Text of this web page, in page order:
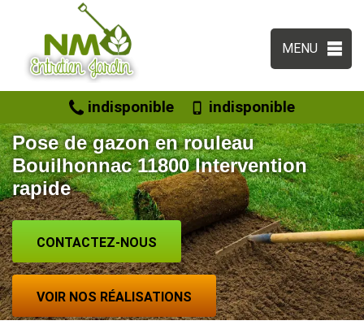
MENU
indisponible indisponible
Pose de gazon en rouleau
Bouilhonnac 11800 Intervention
rapide
CONTACTEZ-NOUS
VOIR NOS RÉALISATIONS